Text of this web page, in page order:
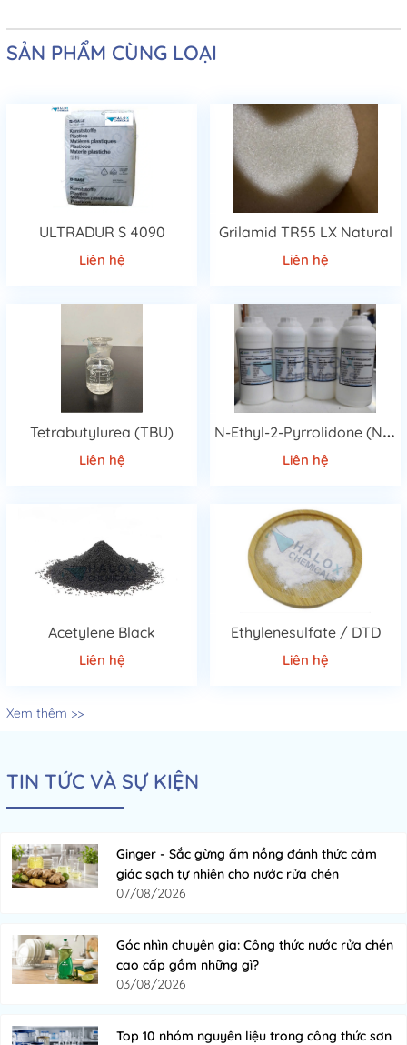
SẢN PHẨM CÙNG LOẠI
ULTRADUR S 4090
Liên hệ
Grilamid TR55 LX Natural
Liên hệ
Tetrabutylurea (TBU)
Liên hệ
N
-Ethyl-2-Pyrrolidone (NEP)
Liên hệ
Acetylene Black
Liên hệ
Ethylenesulfate / DTD
Liên hệ
Xem thêm >>
TIN TỨC VÀ SỰ KIỆN
Ginger - Sắc gừng ấm nồng đánh thức cảm
giác sạch tự nhiên cho nước rửa chén
07/08/2026
Góc nhìn chuyên gia: Công thức nước rửa chén
cao cấp gồm những gì?
03/08/2026
Top 10 nhóm nguyên liệu trong công thức sơn